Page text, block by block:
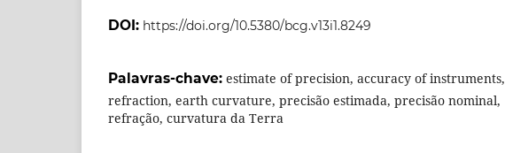
DOI: https://doi.org/10.5380/bcg.v13i1.8249
Palavras-chave: estimate of precision, accuracy of instruments,
refraction, earth curvature, precisão estimada, precisão nominal,
refração, curvatura da Terra